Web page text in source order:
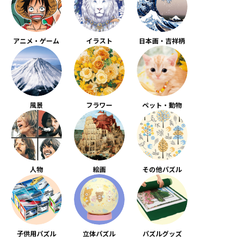
アニメ・ゲーム イラスト 日本画・吉祥柄
風景 フラワー ペット・動物
人物 絵画 その他パズル
子供用パズル 立体パズル パズルグッズ